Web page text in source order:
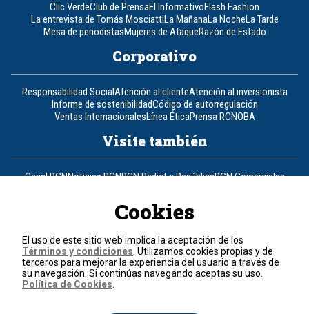
Clic VerdeClub de PrensaEl InformativoFlash Fashion
La entrevista de Tomás MosciattiLa MañanaLa NocheLa Tarde
Mesa de periodistasMujeres de AtaqueRazón de Estado
Corporativo
Responsabilidad SocialAtención al clienteAtención al inversionista
Informe de sostenibilidadCódigo de autorregulación
Ventas InternacionalesLínea ÉticaPrensa RCNOBA
Visite también
Canal RCNNoticias RCNRCN RadioLa RepúblicaRCN Comerciales
Un producto de RCN Televisión
Teléfono+57 (601) 426 92 92
Cookies
El uso de este sitio web implica la aceptación de los
Términos y condiciones . Utilizamos cookies propias y de
terceros para mejorar la experiencia del usuario a través de
su navegación. Si continúas navegando aceptas su uso.
Política de Cookies